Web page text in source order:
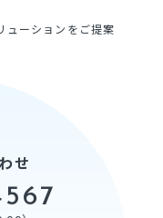
ューションをご提案
せ